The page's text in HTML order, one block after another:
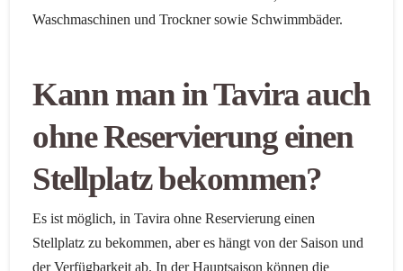
Waschmaschinen und Trockner sowie Schwimmbäder.
Kann man in Tavira auch
ohne Reservierung einen
Stellplatz bekommen?
Es ist möglich, in Tavira ohne Reservierung einen
Stellplatz zu bekommen, aber es hängt von der Saison und
der Verfügbarkeit ab. In der Hauptsaison können die